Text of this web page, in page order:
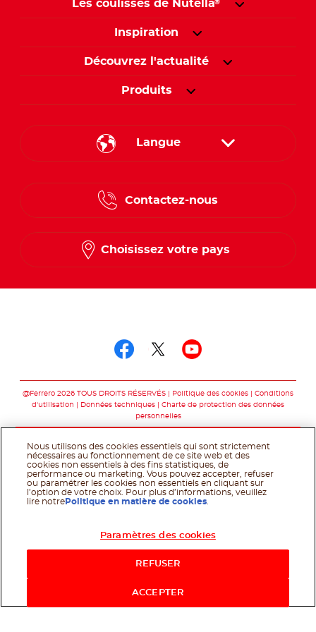
Les coulisses de Nutella®
Inspiration
Découvrez l'actualité
Produits
Langue
English
French
Contactez-nous
Choisissez votre pays
@Ferrero 2026 TOUS DROITS RÉSERVÉS Politique des cookies
Conditions
d'utilisation
Données techniques
Charte de protection des données
personnelles
Nous utilisons des cookies essentiels qui sont strictement
nécessaires au fonctionnement de ce site web et des
cookies non essentiels à des fins statistiques, de
performance ou marketing. Vous pouvez accepter, refuser
ou paramétrer les cookies non essentiels en cliquant sur
l’option de votre choix. Pour plus d’informations, veuillez
lire notre Politique en matière de cookies
Paramètres des cookies
REFUSER
ACCEPTER